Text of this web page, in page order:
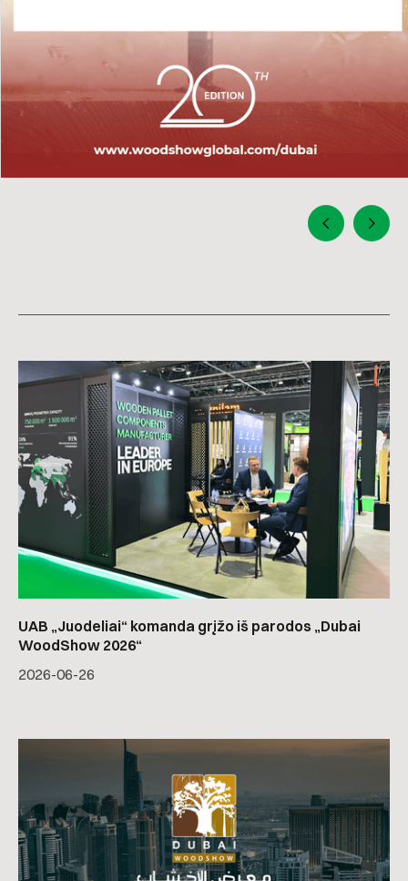
UAB „Juodeliai“ komanda grįžo iš parodos „Dubai
WoodShow 2026“
2026-06-26